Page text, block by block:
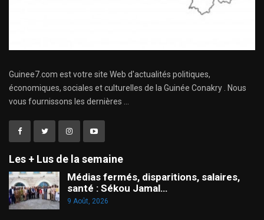
Guinee7.com est votre site Web d'actualités politiques,
économiques, sociales et culturelles de la Guinée Conakry . Nous
vous fournissons les dernières ...
Les + Lus de la semaine
Médias fermés, disparitions, salaires,
santé : Sékou Jamal…
9 Août, 2026